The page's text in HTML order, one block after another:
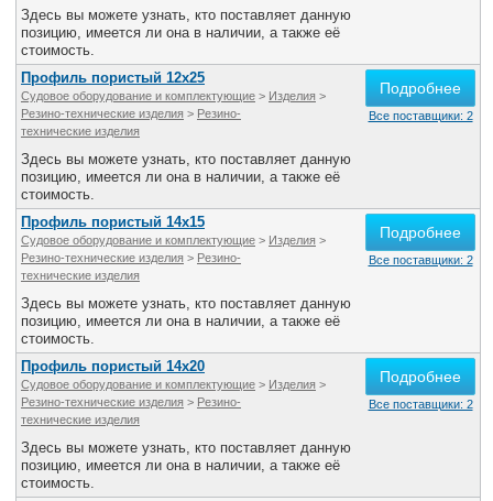
Здесь вы можете узнать, кто поставляет данную
позицию, имеется ли она в наличии, а также её
стоимость.
Профиль пористый 12х25
Судовое оборудование и комплектующие > Изделия >
Резино-технические изделия > Резино-
технические изделия
Здесь вы можете узнать, кто поставляет данную
позицию, имеется ли она в наличии, а также её
стоимость.
Подробнее
Все поставщики: 2
Профиль пористый 14х15
Судовое оборудование и комплектующие > Изделия >
Резино-технические изделия > Резино-
технические изделия
Здесь вы можете узнать, кто поставляет данную
позицию, имеется ли она в наличии, а также её
стоимость.
Подробнее
Все поставщики: 2
Профиль пористый 14х20
Судовое оборудование и комплектующие > Изделия >
Резино-технические изделия > Резино-
технические изделия
Здесь вы можете узнать, кто поставляет данную
позицию, имеется ли она в наличии, а также её
стоимость.
Подробнее
Все поставщики: 2